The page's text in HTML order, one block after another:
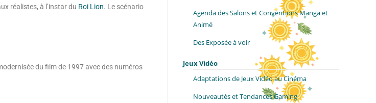
réalistes, à l’instar du Roi Lion. Le scénario
du film de 1997 avec des numéros
Agenda des Salons et Conventions Manga et
Animé
Des Exposée à voir
Jeux Vidéo
Adaptations de Jeux Vidéo au Cinéma
Nouveautés et Tendances Gaming